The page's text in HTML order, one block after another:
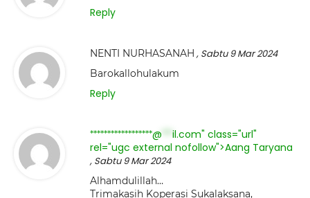
Reply
NENTI NURHASANAH , Sabtu 9 Mar 2024
Barokallohulakum
Reply
******************@
il.com" class="url"
rel="ugc external nofollow">Aang Taryana
, Sabtu 9 Mar 2024
Alhamdulillah…
Trimakasih Koperasi Sukalaksana,